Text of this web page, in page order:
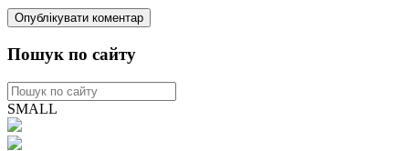
Пошук по сайту
SMALL